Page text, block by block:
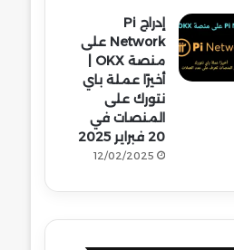
إدراج Pi
Network على
أخيرًا عملة باي
نتورك على
المنصات في
20 فبراير 2025
12/02/2025